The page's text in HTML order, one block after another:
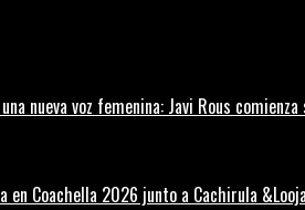
nueva voz femenina: Javi Rous
Coachella 2026 junto a Cachirula